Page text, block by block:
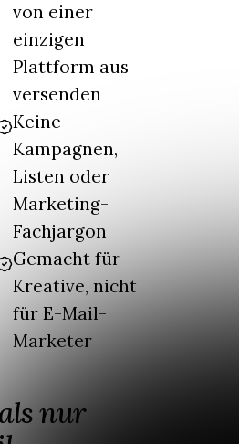
von einer
einzigen
Plattform aus
versenden
Keine
Kampagnen,
Listen oder
Marketing-
Fachjargon
Gemacht für
Kreative, nicht
für E-Mail-
Marketer
nur